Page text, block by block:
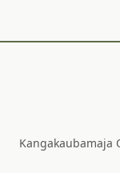
Kangakaubamaja